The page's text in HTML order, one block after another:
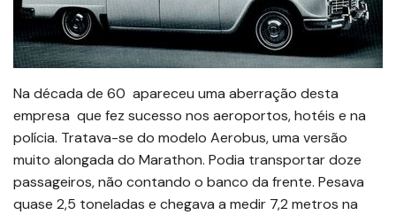
Na década de 60 apareceu uma aberração desta
empresa que fez sucesso nos aeroportos, hotéis e na
polícia. Tratava-se do modelo Aerobus, uma versão
muito alongada do Marathon. Podia transportar doze
passageiros, não contando o banco da frente. Pesava
quase 2,5 toneladas e chegava a medir 7,2 metros na